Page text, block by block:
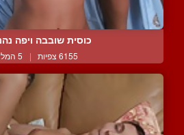
כוסית שובבה ויפה
6155 צפיות | 5 המלצות